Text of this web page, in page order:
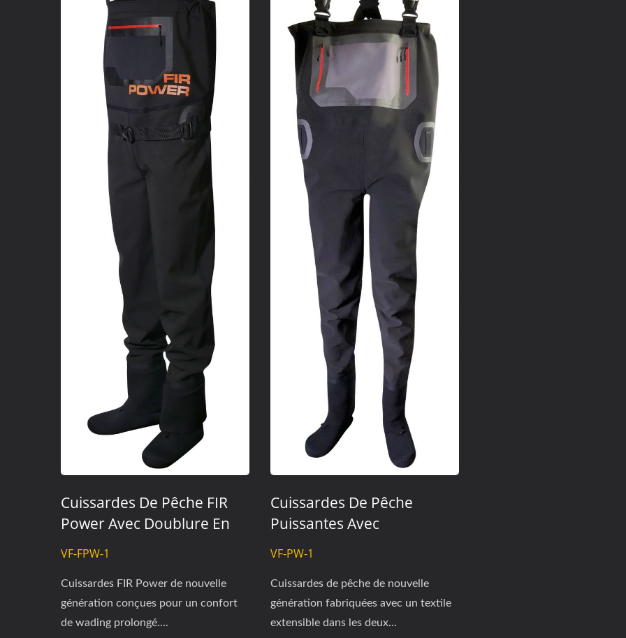
Cuissardes De Pêche FIR
Power Avec Doublure En
Polaire Extensible Et FIR-
VF-FPW-1
Cuissardes FIR Power de nouvelle
génération conçues pour un confort
de wading prolongé....
Cuissardes De Pêche
Puissantes Avec
Extensibilité Dans Les Deux
Ultra-Léger
VF-PW-1
Cuissardes de pêche de nouvelle
génération fabriquées avec un textile
extensible dans les deux...